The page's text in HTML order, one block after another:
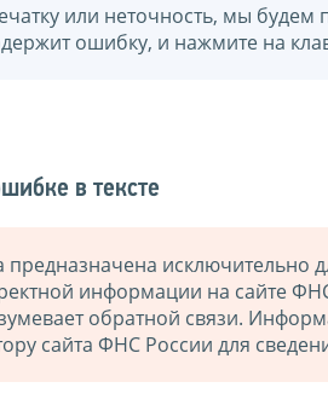
или неточность, мы
ошибку, и нажмите на
в тексте
исключительно
информации на сайте
обратной связи.
сайта ФНС России для